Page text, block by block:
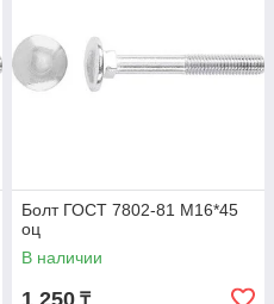
Болт ГОСТ 7802-81 М16*45
оц
В наличии
1 250 ₸